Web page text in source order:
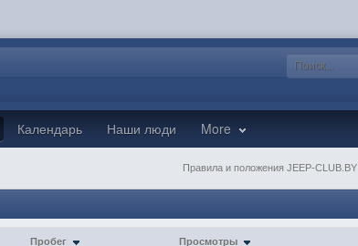
Календарь Наши люди More
Правила и положения JEEP-CLUB.BY
Пробег Просмотры